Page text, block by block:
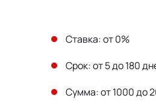
Ставка: от 0%
Срок: от 5 до 180
Сумма: от 1000 до